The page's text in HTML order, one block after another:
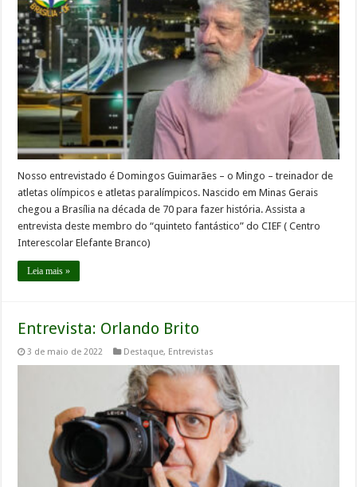
Nosso entrevistado é Domingos Guimarães – o Mingo – treinador de
atletas olímpicos e atletas paralímpicos. Nascido em Minas Gerais
chegou a Brasília na década de 70 para fazer história. Assista a
entrevista deste membro do “quinteto fantástico” do CIEF ( Centro
Interescolar Elefante Branco)
Leia mais »
Entrevista: Orlando Brito
3 de maio de 2022 Destaque, Entrevistas